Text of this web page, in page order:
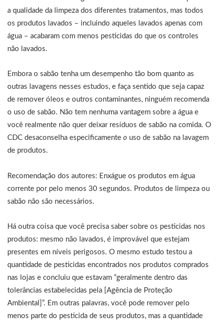
a qualidade da limpeza dos diferentes tratamentos, mas todos
os produtos lavados – incluindo aqueles lavados apenas com
água – acabaram com menos pesticidas do que os controles
não lavados.
Embora o sabão tenha um desempenho tão bom quanto as
outras lavagens nesses estudos, e faça sentido que seja capaz
de remover óleos e outros contaminantes, ninguém recomenda
o uso de sabão. Não tem nenhuma vantagem sobre a água e
você realmente não quer deixar resíduos de sabão na comida. O
CDC desaconselha especificamente o uso de sabão na lavagem
de produtos.
Recomendação dos autores: Enxágue os produtos em água
corrente por pelo menos 30 segundos. Produtos de limpeza ou
sabão não são necessários.
Há outra coisa que você precisa saber sobre os pesticidas nos
produtos: mesmo não lavados, é improvável que estejam
presentes em níveis perigosos. O mesmo estudo testou a
quantidade de pesticidas encontrados nos produtos comprados
nas lojas e concluiu que estavam “geralmente dentro das
tolerâncias estabelecidas pela [Agência de Proteção
Ambiental]”. Em outras palavras, você pode remover pelo
menos parte do pesticida de seus produtos, mas a quantidade